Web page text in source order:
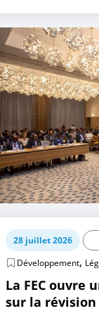
28 juillet 2026
Développement,
La FEC ouvre
sur la